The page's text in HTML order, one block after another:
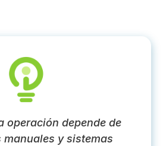
operación depende de
manuales y sistemas